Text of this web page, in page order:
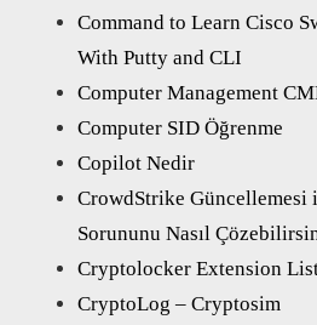
Command to Learn Cisco
With Putty and CLI
Computer Management
Computer SID Öğrenme
Copilot Nedir
CrowdStrike Güncellemesi
Sorununu Nasıl
Cryptolocker Extension
CryptoLog – Cryptosim